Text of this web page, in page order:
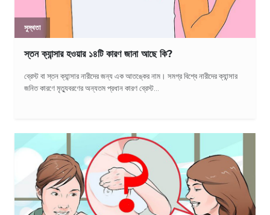
সুস্থতা
স্তন ক্যান্সার হওয়ার ১৪টি কারণ জানা আছে কি?
ব্রেস্ট বা স্তন ক্যান্সার নারীদের জন্য এক আতঙ্কের নাম। সমগ্র বিশ্বে নারীদের ক্যান্সার
জনিত কারণে মৃত্যুবরণের অন্যতম প্রধান কারণ ব্রেস্ট...